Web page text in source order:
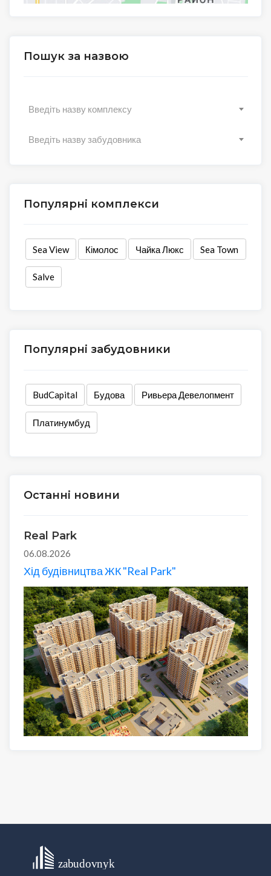
Пошук за назвою
Введіть назву комплексу
Введіть назву забудовника
Популярні комплекси
Sea View Кімолос Чайка Люкс Sea Town
Salve
Популярні забудовники
BudCapital Будова Ривьера Девелопмент
Платинумбуд
Останні новини
Real Park
06.08.2026
Хід будівництва ЖК "Real Park"